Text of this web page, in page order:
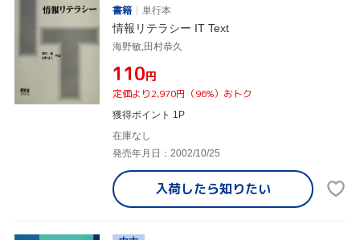
書籍
単行本
情報リテラシー IT Text
海野敏,田村恭久
¥110円
定価より2,970円（96%）おトク
獲得ポイント 1P
在庫なし
発売年月日：2002/10/25
入荷したら知りたい